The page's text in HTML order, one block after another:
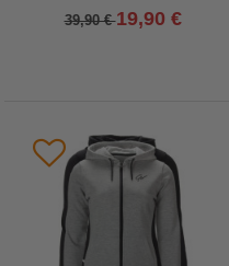
39,90 €19,90 €